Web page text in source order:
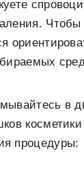
Чтобы
в
процедуры: